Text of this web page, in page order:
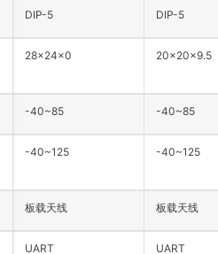
DIP-5 DIP-5
28×24×0 20×20×9.5
-40~85 -40~85
-40~125 -40~125
板载天线 板载天线
UART UART